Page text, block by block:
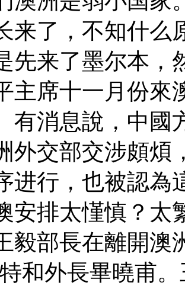
来了，不知什么
先来了墨尔本，
主席十一月份來
有消息說，中國
外交部交涉頗煩
进行，也被認為
安排太慬慎？太
毅部長在離開澳
和外長畢曉甫